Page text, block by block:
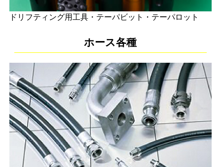
ドリフティング用工具・テーパビット・テーパロット
ホース各種